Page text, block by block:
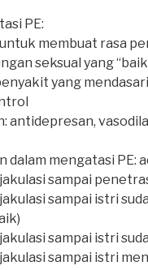
PE:
membuat rasa
seksual yang
yang
antidepresan,
dalam mengatasi PE:
sampai
sampai istri
sampai istri
sampai istri